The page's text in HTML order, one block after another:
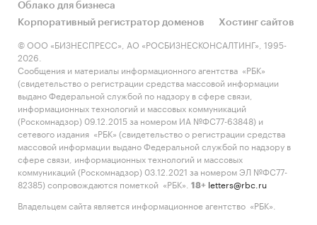
Облако для бизнеса
Корпоративный регистратор доменов
Хостинг сайтов
© ООО «БИЗНЕСПРЕСС», АО «РОСБИЗНЕСКОНСАЛТИНГ», 1995-
2026.
Сообщения и материалы информационного агентства «РБК»
(свидетельство о регистрации средства массовой информации
выдано Федеральной службой по надзору в сфере связи,
информационных технологий и массовых коммуникаций
(Роскомнадзор) 09.12.2015 за номером ИА №ФС77-63848) и
сетевого издания «РБК» (свидетельство о регистрации средства
массовой информации выдано Федеральной службой по надзору в
сфере связи, информационных технологий и массовых
коммуникаций (Роскомнадзор) 03.12.2021 за номером ЭЛ №ФС77-
82385) сопровождаются пометкой «РБК».
18+ letters@rbc.ru
Владельцем сайта является информационное агентство «РБК».